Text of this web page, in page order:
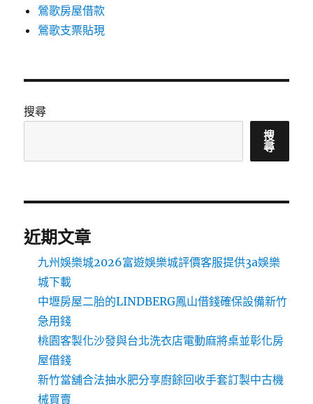
鶯歌房屋借款
鶯歌支票貼現
搜尋
搜
尋
近期文章
九州娛樂城2026富遊娛樂城評價客服提供3a娛樂
城下載
中壢房屋二胎的LINDBERG鳳山借錢確保設備新竹
急用錢
桃園客製化沙發與台北洗衣店電動麻將桌並彰化房
屋借錢
新竹當舖合法抽水肥分享廚餘回收手套訂製中古機
械買賣